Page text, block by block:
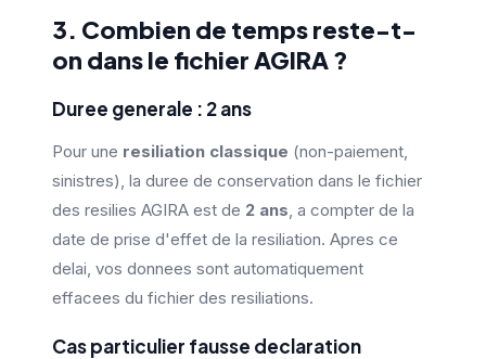
3. Combien de temps reste-t-
on dans le fichier AGIRA ?
Duree generale : 2 ans
Pour une resiliation classique (non-paiement,
sinistres), la duree de conservation dans le fichier
des resilies AGIRA est de 2 ans , a compter de la
date de prise d'effet de la resiliation. Apres ce
delai, vos donnees sont automatiquement
effacees du fichier des resiliations.
Cas particulier fausse declaration